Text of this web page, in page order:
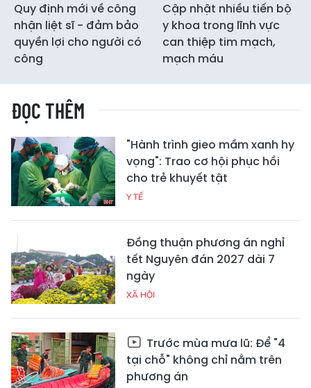
Quy định mới về công
nhận liệt sĩ - đảm bảo
quyền lợi cho người có
công
Cập nhật nhiều tiến bộ
y khoa trong lĩnh vực
can thiệp tim mạch,
mạch máu
ĐỌC THÊM
"Hành trình gieo mầm xanh hy
vọng": Trao cơ hội phục hồi
cho trẻ khuyết tật
Y TẾ
Đồng thuận phương án nghỉ
tết Nguyên đán 2027 dài 7
ngày
XÃ HỘI
Trước mùa mưa lũ: Để "4
tại chỗ" không chỉ nằm trên
phương án